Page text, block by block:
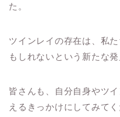
た。
ツインレイの存在は、私
もしれないという新たな発
皆さんも、自分自身やツ
えるきっかけにしてみてく